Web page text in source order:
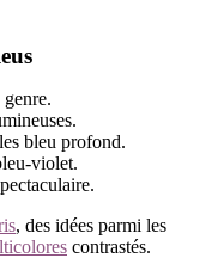
bleu profond.
violet.
, des idées parmi les
contrastés.